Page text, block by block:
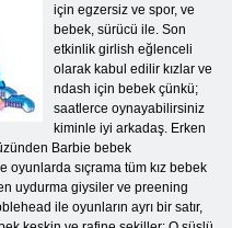
için egzersiz ve spor, ve
bebek, sürücü ile. Son
etkinlik girlish eğlenceli
olarak kabul edilir kızlar ve
ndash için bebek çünkü;
saatlerce oynayabilirsiniz
kiminle iyi arkadaş. Erken
Barbie bebek
oyunlarda sıçrama tüm kız bebek
uydurma giysiler ve preening
ile oyunların ayrı bir satır,